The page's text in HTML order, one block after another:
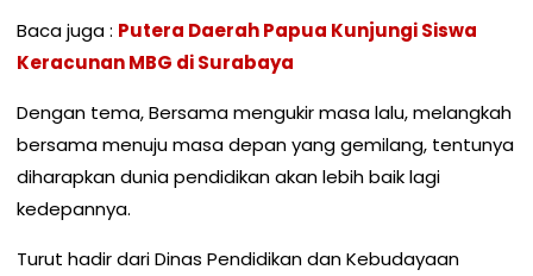
Baca juga : Putera Daerah Papua Kunjungi Siswa
Keracunan MBG di Surabaya
Dengan tema, Bersama mengukir masa lalu, melangkah
bersama menuju masa depan yang gemilang, tentunya
diharapkan dunia pendidikan akan lebih baik lagi
kedepannya.
Turut hadir dari Dinas Pendidikan dan Kebudayaan